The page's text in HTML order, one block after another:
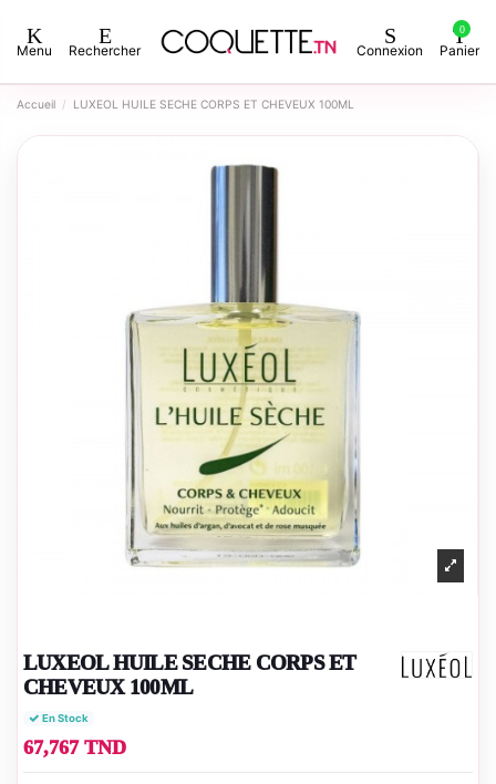
Menu Rechercher Connexion
0
Panier
Accueil LUXEOL HUILE SECHE CORPS ET CHEVEUX 100ML
LUXEOL HUILE SECHE CORPS ET
CHEVEUX 100ML
En Stock
67,767 TND